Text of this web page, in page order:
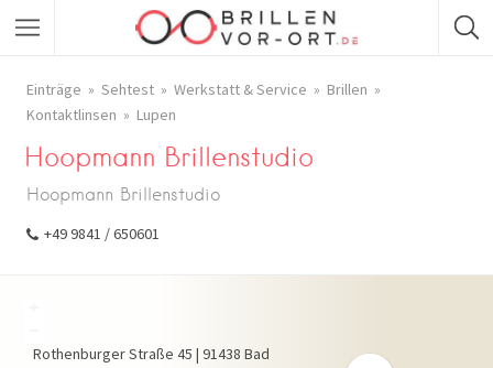
Einträge Sehtest Werkstatt & Service
Brillen
Kontaktlinsen
Lupen
Hoopmann Brillenstudio
Hoopmann Brillenstudio
+49 9841 / 650601
Rothenburger Straße 45 | 91438 Bad